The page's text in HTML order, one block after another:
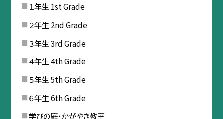
１年生 1st Grade
２年生 2nd Grade
３年生 3rd Grade
４年生 4th Grade
５年生 5th Grade
６年生 6th Grade
学びの庭・かがやき教室